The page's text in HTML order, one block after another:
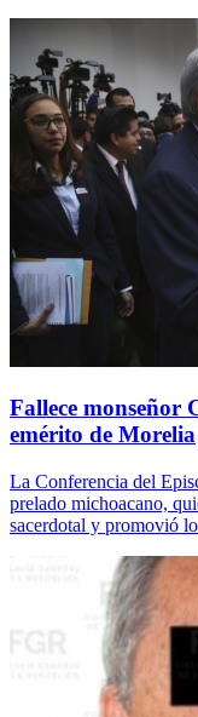
Fallece monseñor
emérito de Morelia
La Conferencia del
prelado michoacano,
sacerdotal y promovió